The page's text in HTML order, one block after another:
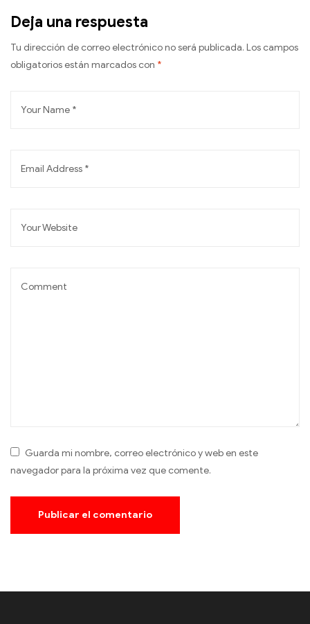
Deja una respuesta
Tu dirección de correo electrónico no será publicada. Los campos
obligatorios están marcados con *
Guarda mi nombre, correo electrónico y web en este
navegador para la próxima vez que comente.